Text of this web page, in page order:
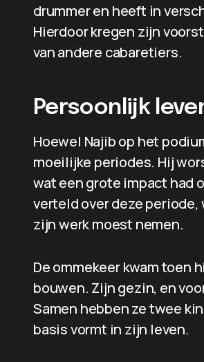
drummer en heeft in
Hierdoor kregen zijn
van andere cabaretiers.
Persoonlijk
Hoewel Najib op het
moeilijke periodes. Hij
wat een grote impact had
verteld over deze
zijn werk moest nemen.
De ommekeer kwam toen
bouwen. Zijn gezin, en
Samen hebben ze twee
basis vormt in zijn leven.